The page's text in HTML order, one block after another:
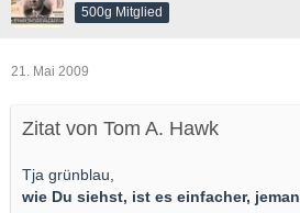
500g Mitglied
21. Mai 2009
Zitat von Tom A. Hawk
Tja grünblau,
wie Du siehst, ist es einfacher,